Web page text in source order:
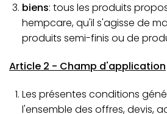
biens: tous les produits
hempcare, qu'il s'agisse de
produits semi-finis ou de
Article 2 - Champ d'application
Les présentes conditions
l'ensemble des offres, devis,